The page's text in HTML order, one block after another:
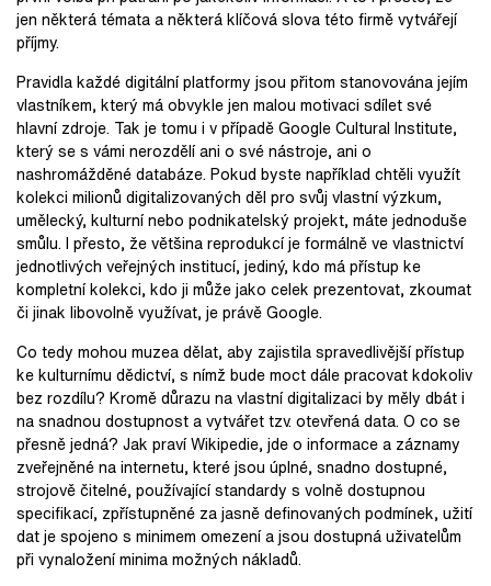
jen některá témata a některá klíčová slova této firmě vytvářejí
příjmy.
Pravidla každé digitální platformy jsou přitom stanovována jejím
vlastníkem, který má obvykle jen malou motivaci sdílet své
hlavní zdroje. Tak je tomu i v případě Google Cultural Institute,
který se s vámi nerozdělí ani o své nástroje, ani o
nashromážděné databáze. Pokud byste například chtěli využít
kolekci milionů digitalizovaných děl pro svůj vlastní výzkum,
umělecký, kulturní nebo podnikatelský projekt, máte jednoduše
smůlu. I přesto, že většina reprodukcí je formálně ve vlastnictví
jednotlivých veřejných institucí, jediný, kdo má přístup ke
kompletní kolekci, kdo ji může jako celek prezentovat, zkoumat
či jinak libovolně využívat, je právě Google.
Co tedy mohou muzea dělat, aby zajistila spravedlivější přístup
ke kulturnímu dědictví, s nímž bude moct dále pracovat kdokoliv
bez rozdílu? Kromě důrazu na vlastní digitalizaci by měly dbát i
na snadnou dostupnost a vytvářet tzv. otevřená data. O co se
přesně jedná? Jak praví Wikipedie, jde o informace a záznamy
zveřejněné na internetu, které jsou úplné, snadno dostupné,
strojově čitelné, používající standardy s volně dostupnou
specifikací, zpřístupněné za jasně definovaných podmínek, užití
dat je spojeno s minimem omezení a jsou dostupná uživatelům
při vynaložení minima možných nákladů.